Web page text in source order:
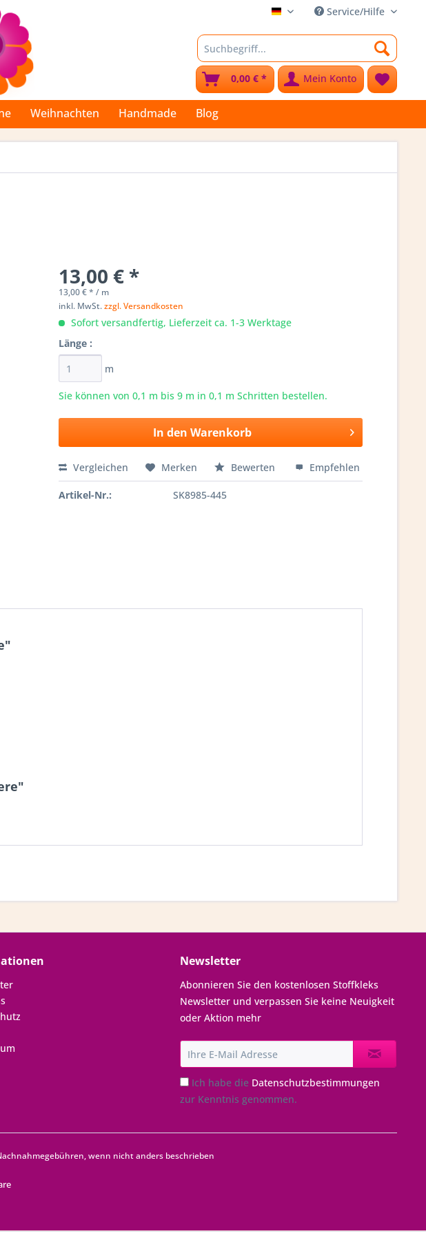
Stoffkleks Service/Hilfe
Mein Konto
0,00 € *
Weihnachten Handmade Blog
13,00 € *
13,00 € * / m
inkl. MwSt.zzgl. Versandkosten
Sofort versandfertig, Lieferzeit ca. 1-3 Werktage
Länge :
m
Sie können von 0,1 m bis9 m in 0,1 m Schritten bestellen.
In den Warenkorb
Vergleichen Merken Bewerten Empfehlen
Artikel-Nr.: SK8985-445
Newsletter
Abonnieren Sie den kostenlosen Stoffkleks
Newsletter und verpassen Sie keine Neuigkeit
oder Aktion mehr
Ich habe die Datenschutzbestimmungen
zur Kenntnis genommen.
wenn nicht anders beschrieben